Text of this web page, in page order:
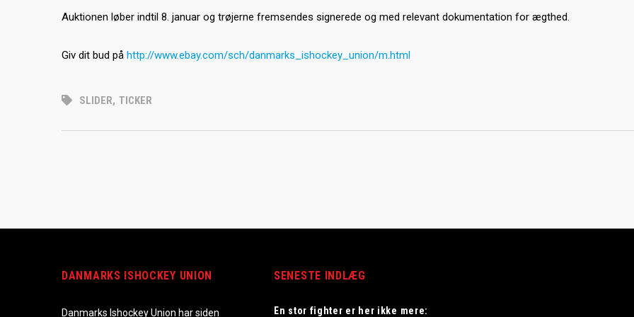
Auktionen løber indtil 8. januar og trøjerne fremsendes signerede og med relevant dokumentation for ægthed.
Giv dit bud på http://www.ebay.com/sch/danmarks_ishockey_union/m.html
SLIDER, TICKER
DANMARKS ISHOCKEY UNION
Danmarks Ishockey Union har siden
SENESTE INDLÆG
En stor fighter er her ikke mere: